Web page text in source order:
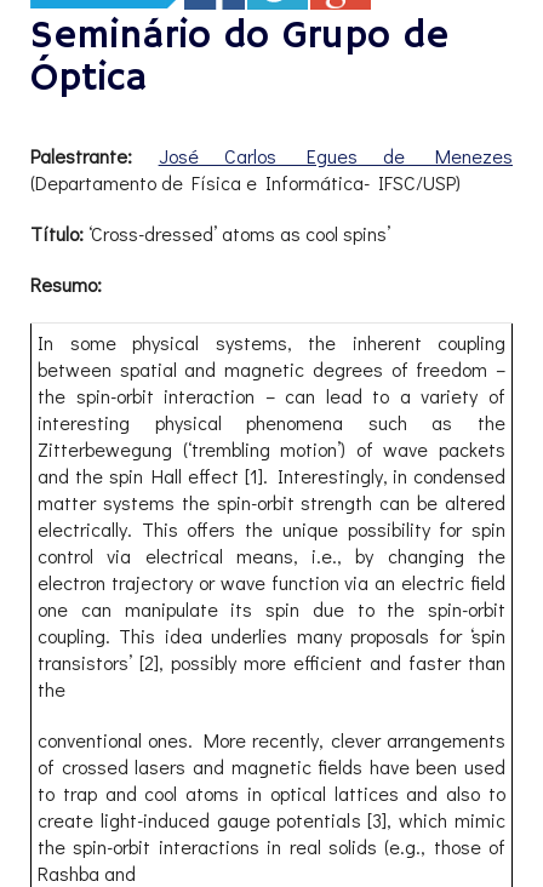
Seminário do Grupo de
Óptica
Palestrante:
José Carlos Egues de Menezes
(Departamento de Física e Informática- IFSC/USP)
Título: ‘Cross-dressed’ atoms as cool spins’
Resumo:
In some physical systems, the inherent coupling
between spatial and magnetic degrees of freedom –
the spin-orbit interaction – can lead to a variety of
interesting physical phenomena such as the
Zitterbewegung (‘trembling motion’) of wave packets
and the spin Hall effect [1]. Interestingly, in condensed
matter systems the spin-orbit strength can be altered
electrically. This offers the unique possibility for spin
control via electrical means, i.e., by changing the
electron trajectory or wave function via an electric field
one can manipulate its spin due to the spin-orbit
coupling. This idea underlies many proposals for ‘spin
transistors’ [2], possibly more efficient and faster than
the
conventional ones. More recently, clever arrangements
of crossed lasers and magnetic fields have been used
to trap and cool atoms in optical lattices and also to
create light-induced gauge potentials [3], which mimic
the spin-orbit interactions in real solids (e.g., those of
Rashba and